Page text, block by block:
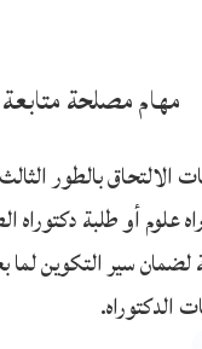
مهام مصلحة
بالطور
أو طلبة دكتوراه
لضمان سير التكوين لما
الدكتوراه.